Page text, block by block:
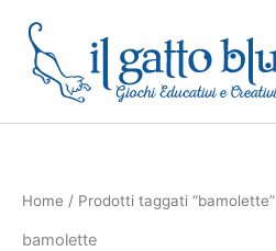
contenuto
Home / Prodotti taggati “bamolette”
bamolette